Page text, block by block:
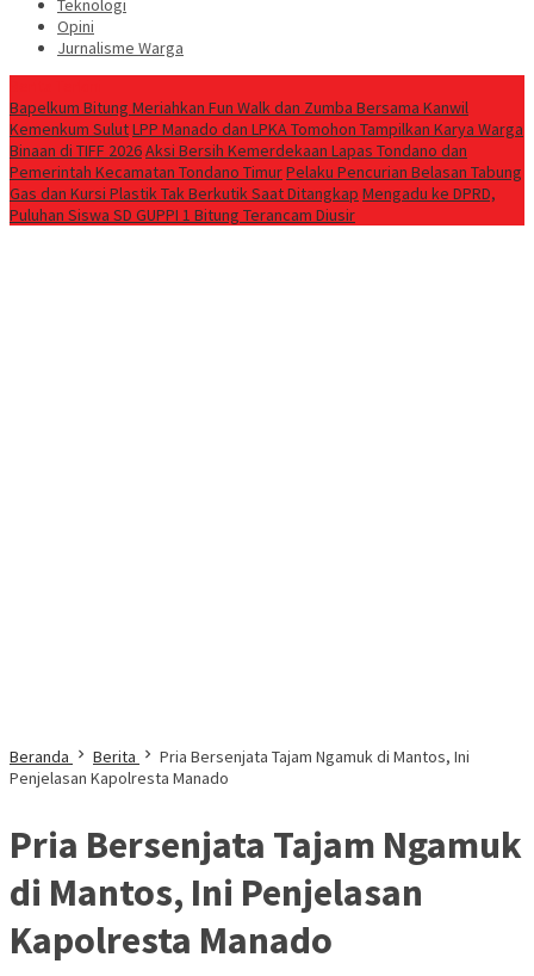
Teknologi
Opini
Jurnalisme Warga
Bapelkum Bitung Meriahkan Fun Walk dan Zumba Bersama Kanwil
Kemenkum SulutLPP Manado dan LPKA Tomohon Tampilkan Karya Warga
Binaan di TIFF 2026Aksi Bersih Kemerdekaan Lapas Tondano dan
Pemerintah Kecamatan Tondano TimurPelaku Pencurian Belasan Tabung
Gas dan Kursi Plastik Tak Berkutik Saat Ditangkap Mengadu ke DPRD,
Puluhan Siswa SD GUPPI 1 Bitung Terancam Diusir
Beranda Berita
Pria Bersenjata Tajam Ngamuk di Mantos, Ini
Penjelasan Kapolresta Manado
Pria Bersenjata Tajam Ngamuk
di Mantos, Ini Penjelasan
Kapolresta Manado